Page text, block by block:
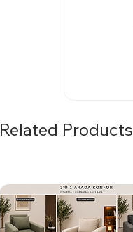
Related Products